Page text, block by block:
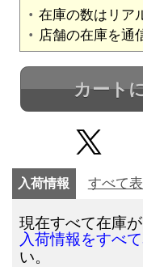
在庫の数はリア
店舗の在庫を通
カート
入荷情報 すべて
現在すべて在庫が
入荷情報をすべ
い。